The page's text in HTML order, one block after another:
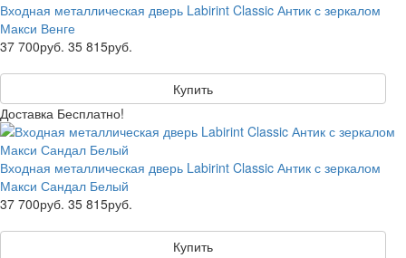
Входная металлическая дверь Labirint Classic Антик с зеркалом
Макси Венге
37 700руб. 35 815руб.
Купить
Доставка Бесплатно!
Входная металлическая дверь Labirint Classic Антик с зеркалом
Макси Сандал Белый
37 700руб. 35 815руб.
Купить